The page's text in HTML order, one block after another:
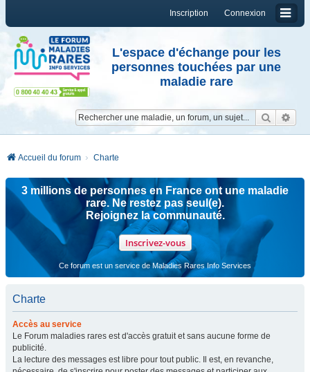
Connexion
Inscription
L'espace d'échange pour les
personnes touchées par une
maladie rare
Accueil du forum Charte
3 millions de personnes en France ont une maladie
rare. Ne restez pas seul(e).
Rejoignez la communauté.
Inscrivez-vous
Ce forum est un service de Maladies Rares Info Services
Charte
Accès au service
Le Forum maladies rares est d'accès gratuit et sans aucune forme de
publicité.
La lecture des messages est libre pour tout public. Il est, en revanche,